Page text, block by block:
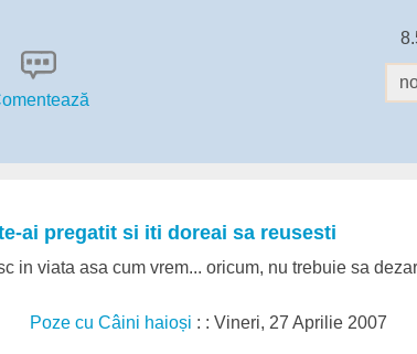
ai pregatit si iti doreai sa reusesti
in viata asa cum vrem... oricum, nu trebuie sa
Poze cu Câini haioși : : Vineri, 27 Aprilie 2007